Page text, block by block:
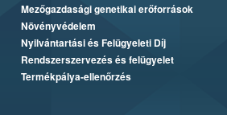
Mezőgazdasági genetikai erőforrások
Növényvédelem
Nyilvántartási és Felügyeleti Díj
Rendszerszervezés és felügyelet
Termékpálya-ellenőrzés